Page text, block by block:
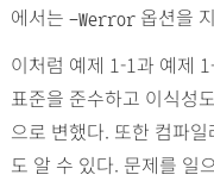
에서는 -Werror옵션을
이처럼 예제 1-1과 예제
표준을 준수하고 이식성
으로 변했다. 또한 컴파
도 알 수 있다. 문제를 일